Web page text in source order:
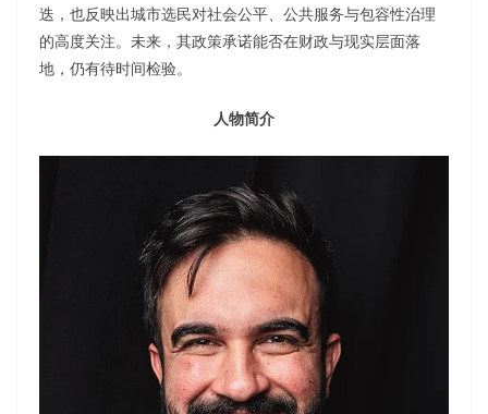
迭，也反映出城市选民对社会公平、公共服务与包容性治理
的高度关注。未来，其政策承诺能否在财政与现实层面落
地，仍有待时间检验。
人物简介